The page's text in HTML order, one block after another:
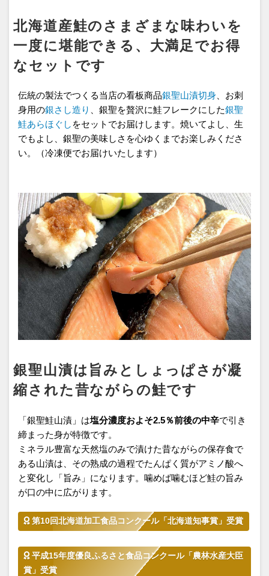
北海道産鮭のさまざまな味わいを
一度に堪能できる、大満足でお得
なセットです
伝統の製法でつくる当店の看板商品銀聖山漬切身 、お刺
身用の銀さし造り 、銀聖を贅沢に鮭フレークにした銀聖
鮭あらほぐし をセットでお届けします。焼いてよし、生
でもよし、銀聖の美味しさを心ゆくまでお楽しみくださ
い。（冷凍便でお届けいたします）
銀聖山漬は旨みとしょっぱさが凝
縮された昔ながらの鮭です
「銀聖鮭山漬」は塩分濃度およそ2.5％前後の中辛で引き
締まった身が特徴です。
ミネラル豊富な天然塩のみで漬けた昔ながらの保存食で
ある山漬は、その熟成の過程でたんぱく質がアミノ酸へ
と変化し「旨み」になります。噛めば噛むほど鮭の旨み
が口の中に広がります。
第10回北海道加工食品コンクール「北海道知事賞」受賞
平成15年度優良ふるさと食品コンクール「農林水産大臣
賞」受賞